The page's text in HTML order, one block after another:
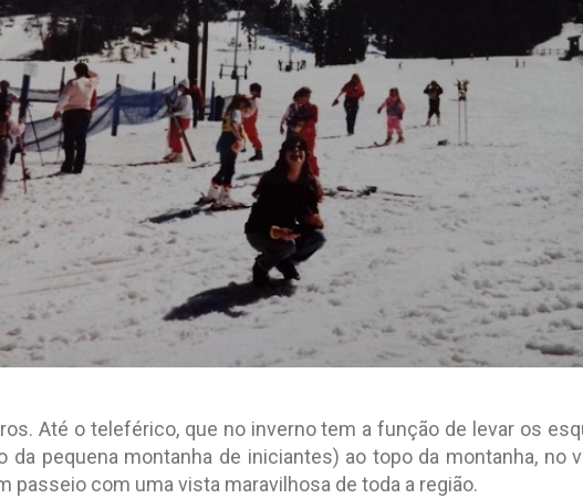
Até o teleférico, que no inverno tem a função de levar os
da pequena montanha de iniciantes) ao topo da montanha, no
passeio com uma vista maravilhosa de toda a região.